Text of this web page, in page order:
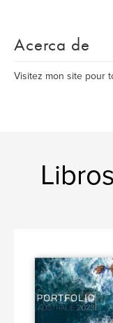
Acerca de
Visitez mon site pour